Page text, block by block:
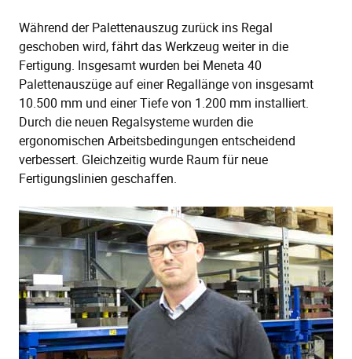
Während der Palettenauszug zurück ins Regal
geschoben wird, fährt das Werkzeug weiter in die
Fertigung. Insgesamt wurden bei Meneta 40
Palettenauszüge auf einer Regallänge von insgesamt
10.500 mm und einer Tiefe von 1.200 mm installiert.
Durch die neuen Regalsysteme wurden die
ergonomischen Arbeitsbedingungen entscheidend
verbessert. Gleichzeitig wurde Raum für neue
Fertigungslinien geschaffen.